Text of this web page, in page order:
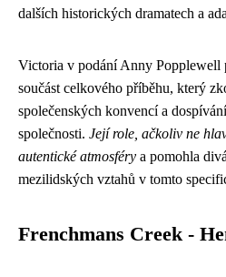
dalších historických dramatech a
Victoria v podání Anny Popplewell
součást celkového příběhu, který
společenských konvencí a
společnosti. Její role, ačkoliv ne
autentické atmosféry a pomohla
mezilidských vztahů v tomto
Frenchmans Creek -